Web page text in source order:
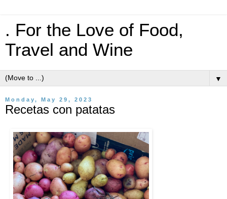
. For the Love of Food,
Travel and Wine
▼
Monday, May 29, 2023
Recetas con patatas